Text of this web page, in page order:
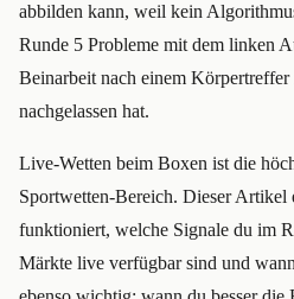
abbilden kann, weil kein
Runde 5 Probleme mit dem linken
Beinarbeit nach einem
nachgelassen hat.
Live-Wetten beim Boxen ist die
Sportwetten-Bereich. Dieser
funktioniert, welche Signale du im
Märkte live verfügbar sind und